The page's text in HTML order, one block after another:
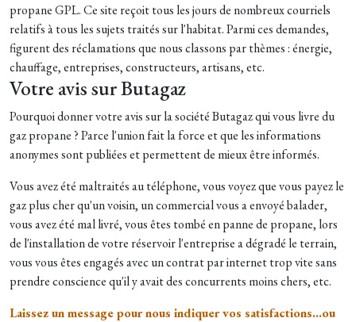
propane GPL.Ce site reçoit tous les jours de nombreux courriels
relatifs à tous les sujets traités sur l'habitat. Parmi ces demandes,
figurent des réclamations que nous classons par thèmes : énergie,
chauffage, entreprises, constructeurs, artisans, etc.
Votre avis sur Butagaz
Pourquoi donner votre avis sur la société Butagaz qui vous livre du
gaz propane ? Parce l'union fait la force et que les informations
anonymes sont publiées et permettent de mieux être informés.
​​Vous avez été maltraités au téléphone, vous voyez que vous payez le
gaz plus cher qu'un voisin, un commercial vous a envoyé balader,
vous avez été mal livré, vous êtes tombé en panne de propane, lors
de l'installation de votre réservoir l'entreprise a dégradé le terrain,
vous vous êtes engagés avec un contrat par internet trop vite sans
prendre conscience qu'il y avait des concurrents moins chers, etc.
Laissez un message pour nous indiquer vos satisfactions...ou